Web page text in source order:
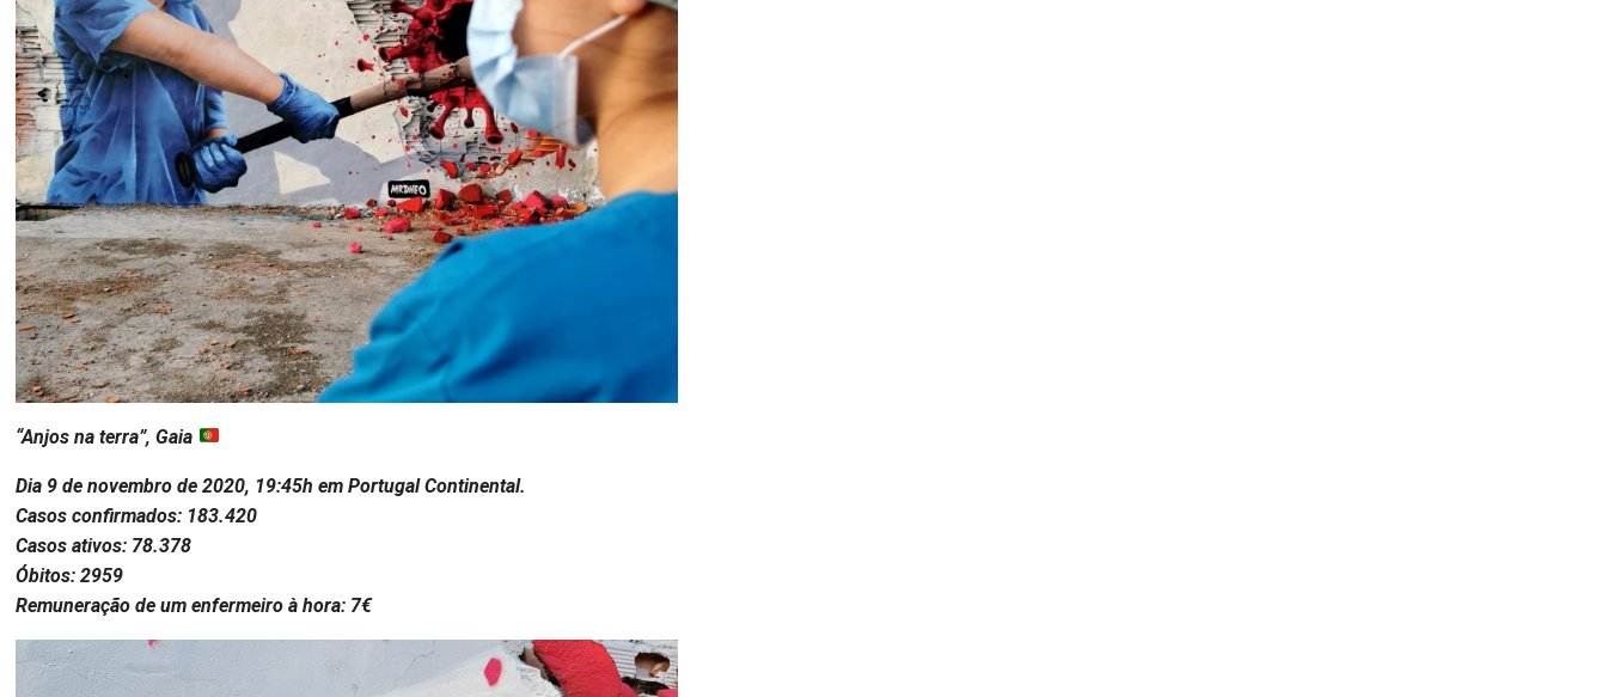
“Anjos na terra”, Gaia
Dia 9 de novembro de 2020, 19:45h em Portugal Continental.
Casos confirmados: 183.420
Casos ativos: 78.378
Óbitos: 2959
Remuneração de um enfermeiro à hora: 7€